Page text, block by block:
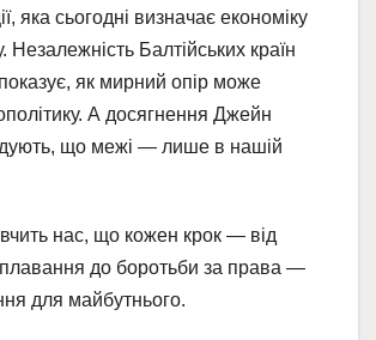
яка сьогодні визначає економіку
Незалежність Балтійських країн
як мирний опір може
А досягнення Джейн
що межі — лише в нашій
нас, що кожен крок — від
плавання до боротьби за права —
для майбутнього.